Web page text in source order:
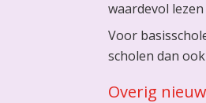
waardevol lezen
Voor
scholen dan
Overig